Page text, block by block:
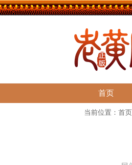
首页
当前位置： 首页